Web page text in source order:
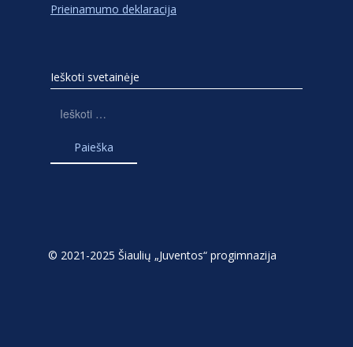
Prieinamumo deklaracija
Ieškoti svetainėje
© 2021-2025 Šiaulių „Juventos“ progimnazija